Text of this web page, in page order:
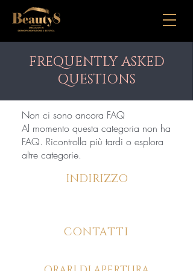
FREQUENTLY ASKED
QUESTIONS
Non ci sono ancora FAQ
Al momento questa categoria non ha
FAQ. Ricontrolla più tardi o esplora
altre categorie.
INDIRIZZO
CONTATTI